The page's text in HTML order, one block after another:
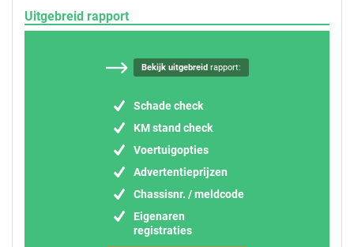
Uitgebreid rapport
Bekijk uitgebreid rapport:
Schade check
KM stand check
Voertuigopties
Advertentieprijzen
Chassisnr. / meldcode
Eigenaren
registraties